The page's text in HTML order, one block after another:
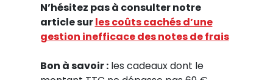
N’hésitez pas à consulter notre
article surles coûts cachés d’une
gestion inefficace des notes de frais
Bon à savoir :les cadeaux dont le